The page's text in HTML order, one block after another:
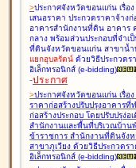
>ประกาศจังหวัดขอนแก่น เรื่อง
เสนอราคา ประกวดราคาจ้างก่
อาคารสำนักงานที่ดิน อาคาร
กลาง พร้อมส่วนประกอบที่จำเ
ที่ดินจังหวัดขอนแก่น สาขาน้ำ
แยกอุบลรัตน์ ด้วยวิธีประกวดร
อิเล็กทรอนิกส์ (e-bidding)
-ประกาศ
>ประกาศจังหวัดขอนแก่น เรื่อง
ราคาก่อสร้างปรับปรุงอาคารที่
ก่อสร้างประกอบ โดยปรับปรุง่อ
สำนักงานและพื้นที่บริเวณบ้าน
ข้าราชการ สำนักงานที่ดินจัง
สาขาภูเวียง ด้วยวิธีประกวดรา
อิเล็กทรอนิกส์ (e-bidding)